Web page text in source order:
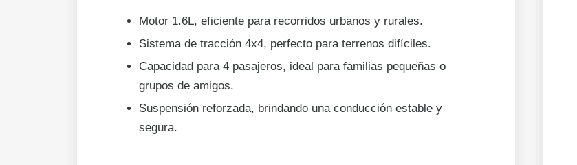
Motor 1.6L, eficiente para recorridos urbanos y rurales.
Sistema de tracción 4x4, perfecto para terrenos difíciles.
Capacidad para 4 pasajeros, ideal para familias pequeñas o
grupos de amigos.
Suspensión reforzada, brindando una conducción estable y
segura.